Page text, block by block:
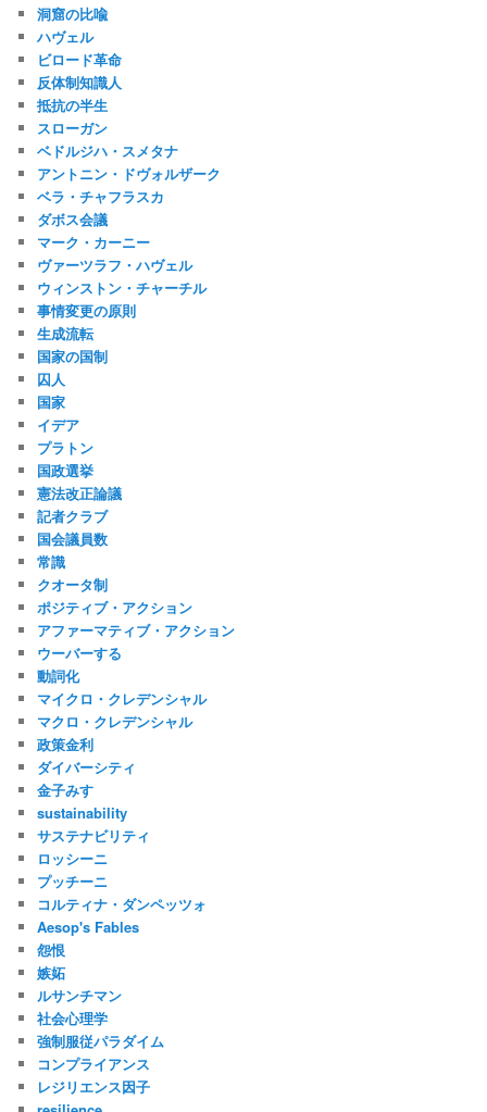
洞窟の比喩
ハヴェル
ビロード革命
反体制知識人
抵抗の半生
スローガン
ベドルジハ・スメタナ
アントニン・ドヴォルザーク
ベラ・チャフラスカ
ダボス会議
マーク・カーニー
ヴァーツラフ・ハヴェル
ウィンストン・チャーチル
事情変更の原則
生成流転
国家の国制
囚人
国家
イデア
プラトン
国政選挙
憲法改正論議
記者クラブ
国会議員数
常識
クオータ制
ポジティブ・アクション
アファーマティブ・アクション
ウーバーする
動詞化
マイクロ・クレデンシャル
マクロ・クレデンシャル
政策金利
ダイバーシティ
金子みすゞ
sustainability
サステナビリティ
ロッシーニ
プッチーニ
コルティナ・ダンペッツォ
Aesop's Fables
怨恨
嫉妬
ルサンチマン
社会心理学
強制服従パラダイム
コンプライアンス
レジリエンス因子